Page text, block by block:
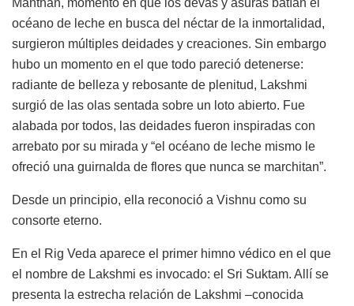
océano de leche en busca del néctar de la inmortalidad,
surgieron múltiples deidades y creaciones. Sin embargo
hubo un momento en el que todo pareció detenerse:
radiante de belleza y rebosante de plenitud, Lakshmi
surgió de las olas sentada sobre un loto abierto. Fue
alabada por todos, las deidades fueron inspiradas con
arrebato por su mirada y “el océano de leche mismo le
ofreció una guirnalda de flores que nunca se marchitan”.
Desde un principio, ella reconoció a Vishnu como su
consorte eterno.
En el Rig Veda aparece el primer himno védico en el que
el nombre de Lakshmi es invocado: el Sri Suktam. Allí se
presenta la estrecha relación de Lakshmi –conocida